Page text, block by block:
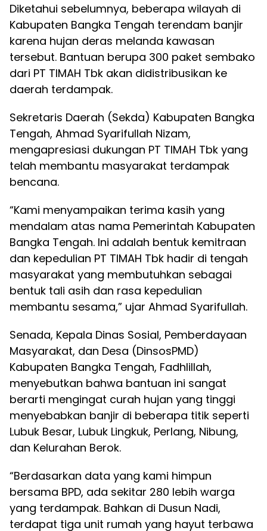
Diketahui sebelumnya, beberapa wilayah di
Kabupaten Bangka Tengah terendam banjir
karena hujan deras melanda kawasan
tersebut. Bantuan berupa 300 paket sembako
dari PT TIMAH Tbk akan didistribusikan ke
daerah terdampak.
Sekretaris Daerah (Sekda) Kabupaten Bangka
Tengah, Ahmad Syarifullah Nizam,
mengapresiasi dukungan PT TIMAH Tbk yang
telah membantu masyarakat terdampak
bencana.
“Kami menyampaikan terima kasih yang
mendalam atas nama Pemerintah Kabupaten
Bangka Tengah. Ini adalah bentuk kemitraan
dan kepedulian PT TIMAH Tbk hadir di tengah
masyarakat yang membutuhkan sebagai
bentuk tali asih dan rasa kepedulian
membantu sesama,” ujar Ahmad Syarifullah.
Senada, Kepala Dinas Sosial, Pemberdayaan
Masyarakat, dan Desa (DinsosPMD)
Kabupaten Bangka Tengah, Fadhlillah,
menyebutkan bahwa bantuan ini sangat
berarti mengingat curah hujan yang tinggi
menyebabkan banjir di beberapa titik seperti
Lubuk Besar, Lubuk Lingkuk, Perlang, Nibung,
dan Kelurahan Berok.
“Berdasarkan data yang kami himpun
bersama BPD, ada sekitar 280 lebih warga
yang terdampak. Bahkan di Dusun Nadi,
terdapat tiga unit rumah yang hayut terbawa